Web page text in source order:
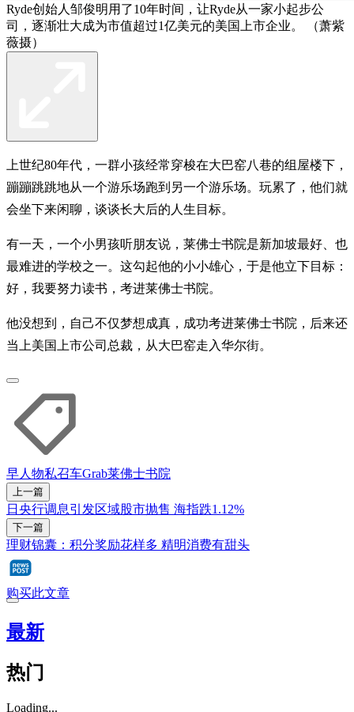
Ryde创始人邹俊明用了10年时间，让Ryde从一家小起步公
司，逐渐壮大成为市值超过1亿美元的美国上市企业。 （萧紫
薇摄）
上世纪80年代，一群小孩经常穿梭在大巴窑八巷的组屋楼下，
蹦蹦跳跳地从一个游乐场跑到另一个游乐场。玩累了，他们就
会坐下来闲聊，谈谈长大后的人生目标。
有一天，一个小男孩听朋友说，莱佛士书院是新加坡最好、也
最难进的学校之一。这勾起他的小小雄心，于是他立下目标：
好，我要努力读书，考进莱佛士书院。
他没想到，自己不仅梦想成真，成功考进莱佛士书院，后来还
当上美国上市公司总裁，从大巴窑走入华尔街。
早人物私召车Grab莱佛士书院
上一篇
日央行调息引发区域股市抛售 海指跌1.12%
下一篇
理财锦囊：积分奖励花样多 精明消费有甜头
购买此文章
最新
热门
Loading...